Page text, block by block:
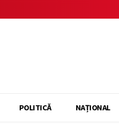
POLITICĂ NAȚIONAL